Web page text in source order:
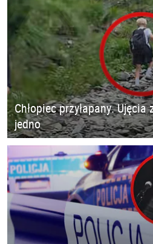
Chłopiec przyłapany.
jedno